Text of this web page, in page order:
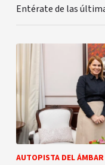
Entérate de las
AUTOPISTA DEL ÁMBAR